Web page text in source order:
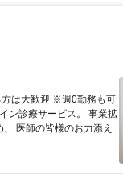
は大歓迎 ※週0勤務も可
ン診療サービス。 事業拡
医師の皆様のお力添え